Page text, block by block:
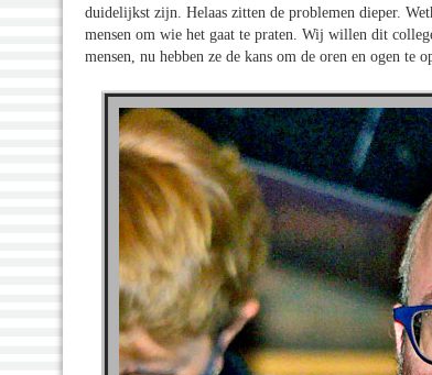
duidelijkst zijn. Helaas zitten de problemen dieper.
mensen om wie het gaat te praten. Wij willen dit
mensen, nu hebben ze de kans om de oren en ogen te